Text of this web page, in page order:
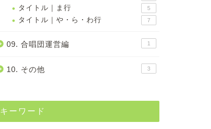
タイトル｜ま行 5
タイトル｜や・ら・わ行 7
09. 合唱団運営編 1
10. その他 3
キーワード